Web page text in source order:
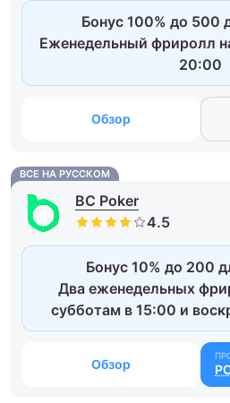
Бонус 100% до 500
Еженедельный фриролл
20:00
Обзор
ВСЕ НА РУССКОМ
BC Poker
Бонус 10% до 200
Два еженедельных
субботам в 15:00 и
Обзор